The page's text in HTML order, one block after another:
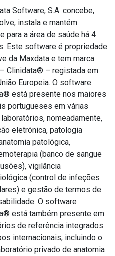
Software, S.A. concebe,
instala e mantém
para a área de saúde há 4
Este software é propriedade
da Maxdata e tem marca
Clinidata® – registada em
Europeia. O software
está presente nos maiores
portugueses em várias
nomeadamente,
eletrónica, patologia
patológica,
(banco de sangue
vigilância
(control de infeções
e gestão de termos de
O software
está também presente em
de referência integrados
internacionais, incluindo o
privado de anatomia